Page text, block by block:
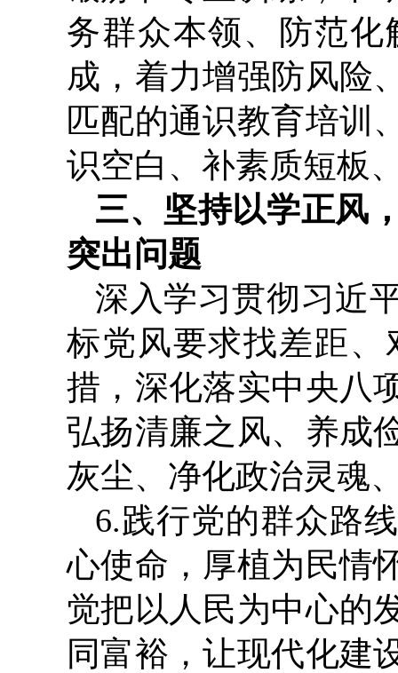
务群众本领、防范
成，着力增强防风险
匹配的通识教育培训
识空白、补素质短板
三、坚持以学正风
突出问题
深入学习贯彻习近
标党风要求找差距
措，深化落实中央八
弘扬清廉之风、养成
灰尘、净化政治灵魂
6.践行党的群众路
心使命，厚植为民情
觉把以人民为中心的
同富裕，让现代化建